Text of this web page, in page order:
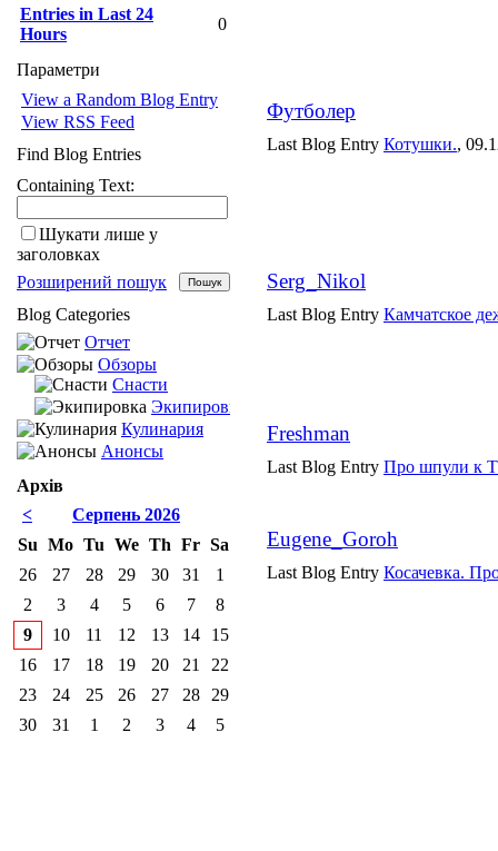
Футболер
Last Blog Entry Котушки.,
Serg_Nikol
Last Blog Entry Камчатское
Freshman
Last Blog Entry Про шпули к
Eugene_Goroh
Last Blog Entry Косачевка.
Entries in Last 24
Hours
0
Параметри
View a Random Blog Entry
View RSS Feed
Find Blog Entries
Containing Text:
Шукати лише у
заголовках
Розширений пошук
Blog Categories
Отчет
Обзоры
Снасти
Экипировка
Кулинария
Анонсы
Архів
<
Серпень 2026
Su Mo Tu We Th Fr Sa
26
27 28 29 30 31
1
2
3 4 5 6 7
8
9
10 11 12 13 14
15
16
17 18 19 20 21
22
23
24 25 26 27 28
29
30
31 1 2 3 4 5